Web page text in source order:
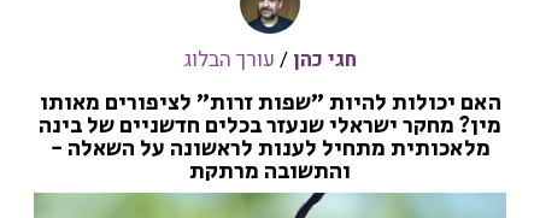
י
מ
ד
ב
ר
חגי כהן / עורך הבלוג
האם יכולות להיות "שפות זרות" לציפורים מאותו
מין? מחקר ישראלי שנעזר בכלים חדשניים של בינה
מלאכותית מתחיל לענות לראשונה על השאלה -
והתשובה מרתקת